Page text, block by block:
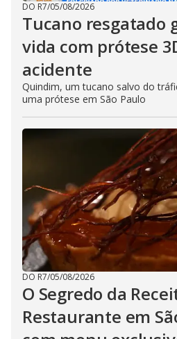
DO R7/05/08/2026
Tucano resgatado
vida com prótese
acidente
Quindim, um tucano salvo do
uma prótese em São Paulo
DO R7/05/08/2026
O Segredo da
Restaurante em